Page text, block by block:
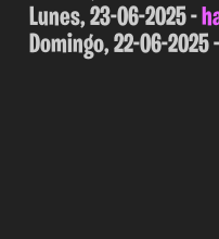
Lunes, 23-06-2025 -
Domingo, 22-06-2025 -